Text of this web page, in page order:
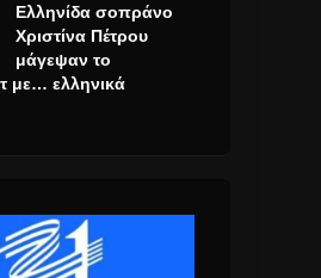
Ελληνίδα σοπράνο
Χριστίνα Πέτρου
μάγεψαν το
με… ελληνικά